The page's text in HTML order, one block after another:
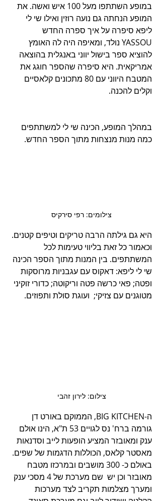
במופע השתתפו מעל 100 איש ואשה. את
המופע הנחתה גם נועה רוזין ואילו שי לי
ליפא סיפרה על איך ספרה החדש
YASSOU נולד, ומאיפה היה לה האומץ
להוציא ספר בישול יווני באנגלית בהוצאה
אמריקאית. היא סיפרה שהספר חוגג את
המטבח היווני עם 80 מתכונים קלאסיים
וקלים להכנה.
במהלך המופע, הכינה שי לי למשתתפים
כמה מנות מנצחות מתוך הספר החדש.
צילומים: רפי סירקיס
היא גם גילתה הרבה טריקים וטיפים קטנים.
וכאמור כל זאת בליווי טעימות לכל
המשתתפים. בין המנות מתוך הספר הכינה
שי לי ליפא: דאקוס עם עגבניות מרוסקות
ופטה; פאי כרשה פטה וריקוטה; כדורי זוקיני
מטוגנים עם צזיקי;  ועוגת סולת ותפוזים.
צילום: לירון זהבי
ה-BIG KITCHEN, הממוקם באורט דן
גורמה ברח' נס לגויים 53 ת"א, הינו אולם
ענק ומאובזר המציע הופעות לייב וסדנאות
מאסטר קלאס, הכוללות הדגמות של שפים.
באולם כ- 300 מושבים ובמרכזו מטבח
מאובזר וכן יש  שם מערכת של 4 מסכי ענק
ומערך מצלמות תקריב לצד מערכות